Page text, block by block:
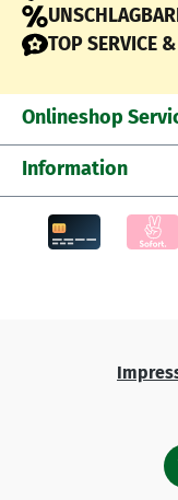
TOP SERVICE
Onlineshop
Information